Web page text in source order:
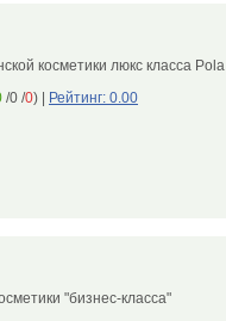
косметики люкс класса Pola
/0 /0) Рейтинг: 0.00
"бизнес-класса"